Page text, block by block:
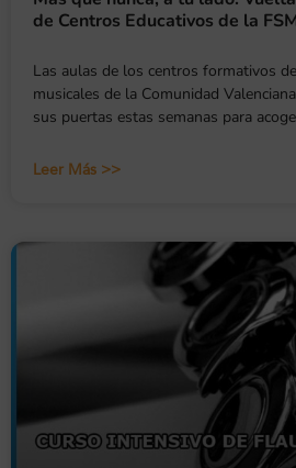
de Centros Educativos de la
Las aulas de los centros formativos
musicales de la Comunidad
sus puertas estas semanas para
Leer Más >>